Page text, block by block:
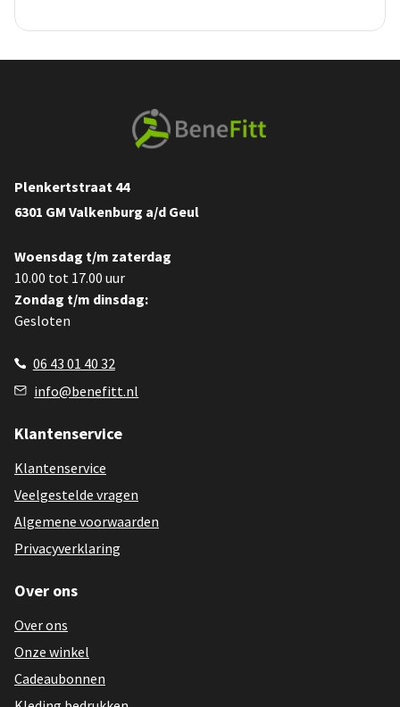
Plenkertstraat 44
6301 GM Valkenburg a/d Geul
Woensdag t/m zaterdag
10.00 tot 17.00 uur
Zondag t/m dinsdag:
Gesloten
06 43 01 40 32
info@benefitt.nl
Klantenservice
Klantenservice
Veelgestelde vragen
Algemene voorwaarden
Privacyverklaring
Over ons
Over ons
Onze winkel
Cadeaubonnen